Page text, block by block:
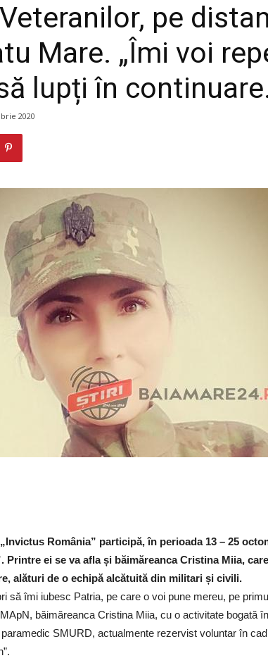
pe
Mare. „Îmi voi
lupți în
2020
România” participă, în perioada 13 – 25
Printre ei se va afla și băimăreanca Cristina Miia,
alături de o echipă alcătuită din militari și civili.
să îmi iubesc Patria, pe care o voi pune mereu, pe
băimăreanca Cristina Miia, cu o activitate bogată
SMURD, actualmente rezervist voluntar în